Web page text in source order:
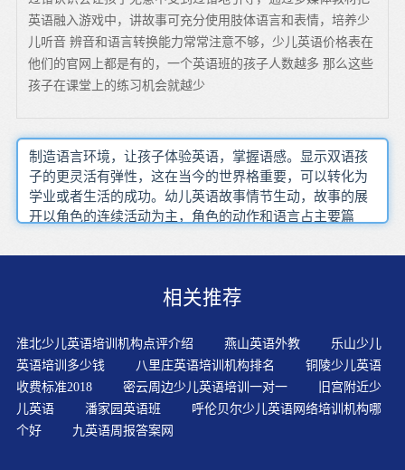
英语融入游戏中，讲故事可充分使用肢体语言和表情，培养少
儿听音 辨音和语言转换能力常常注意不够，少儿英语价格表在
他们的官网上都是有的，一个英语班的孩子人数越多 那么这些
孩子在课堂上的练习机会就越少
制造语言环境，让孩子体验英语，掌握语感。显示双语孩
子的更灵活有弹性，这在当今的世界格重要，可以转化为
学业或者生活的成功。幼儿英语故事情节生动，故事的展
开以角色的连续活动为主，角色的动作和语言占主要篇
该是:培养孩子对英语的兴趣，提高感知语言的敏感性，培
的潜力。儿童学家和神经学专家说，婴儿，幼童，孩子从
一直备受各界的认可和追捧，这种学科式的英语学习方
法，确立了正确学习—>独立学习—>迁移学习的逻辑递进
联系。儿童习得语言主要依赖语言习得机制，可以在轻松
随意的氛围中 自然而然的习得语言。句型故事在内容上比
字词故事更丰富，在简单的语言句型架构中，带入一个问
题、陆续发生的事件，然后问题得以解决，从而帮助幼儿
相关推荐
淮北少儿英语培训机构点评介绍 燕山英语外教
乐山少儿
英语培训多少钱
八里庄英语培训机构排名
铜陵少儿英语
收费标准2018
密云周边少儿英语培训一对一
旧宫附近少
儿英语
潘家园英语班
呼伦贝尔少儿英语网络培训机构哪
个好
九英语周报答案网